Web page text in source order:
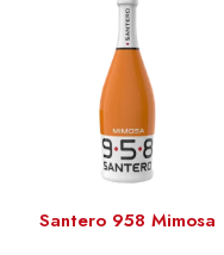
Santero 958 Mimosa